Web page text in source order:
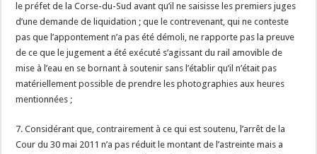
le préfet de la Corse-du-Sud avant qu’il ne saisisse les premiers juges
d’une demande de liquidation ; que le contrevenant, qui ne conteste
pas que l’appontement n’a pas été démoli, ne rapporte pas la preuve
de ce que le jugement a été exécuté s’agissant du rail amovible de
mise à l’eau en se bornant à soutenir sans l’établir qu’il n’était pas
matériellement possible de prendre les photographies aux heures
mentionnées ;
7. Considérant que, contrairement à ce qui est soutenu, l’arrêt de la
Cour du 30 mai 2011 n’a pas réduit le montant de l’astreinte mais a